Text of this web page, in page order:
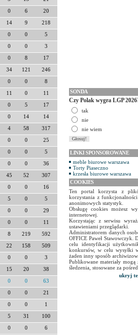
0 6 20
14 9 218
0 0 5
0 0 3
0 8 17
34 121 246
0 0 8
11 0 11
0 5 17
0 14 14
4 58 317
0 0 25
0 0 5
0 0 36
45 52 307
0 0 16
5 0 5
0 0 29
0 0 11
8 219 592
22 158 509
0 0 3
15 20 38
0 0 63
0 0 21
0 0 1
5 31 100
0 0 6
SONDA
Czy Polak wygra LGP
tak
nie
nie wiem
LINKI SPONSOROWANE
meble biurowe warszawa
Torty Piaseczno
krzesła biurowe warszawa
COOKIES
Ten portal korzysta z
korzystania z
anonimowych statystyk.
Obsługę cookies możesz
internetowej.
Korzystając z serwisu
ustawieniami przeglądarki.
Administratorem danych
OFFICE Paweł Stawowczyk.
celu identyfikacji
konkursów, w celu wysyłki
żaden inny sposób
Publikowane materiały
śledzenia, stosowane za
ukryj